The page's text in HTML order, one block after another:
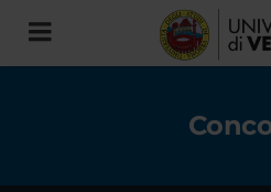
Toggle
navigation